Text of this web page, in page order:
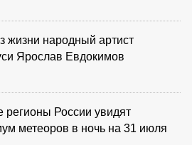
жизни народный артист
Ярослав Евдокимов
России увидят
метеоров в ночь на 31 июля